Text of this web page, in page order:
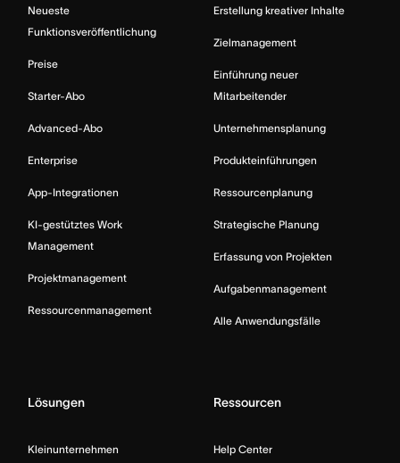
Neueste
Funktionsveröffentlichung
Preise
Starter-Abo
Advanced-Abo
Enterprise
App-Integrationen
KI-gestütztes Work
Management
Projektmanagement
Ressourcenmanagement
Erstellung kreativer Inhalte
Zielmanagement
Einführung neuer
Mitarbeitender
Unternehmensplanung
Produkteinführungen
Ressourcenplanung
Strategische Planung
Erfassung von Projekten
Aufgabenmanagement
Alle Anwendungsfälle
Lösungen
Kleinunternehmen
Ressourcen
Help Center